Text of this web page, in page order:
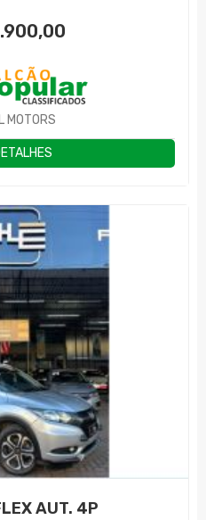
MOTORS
AUT. 4P